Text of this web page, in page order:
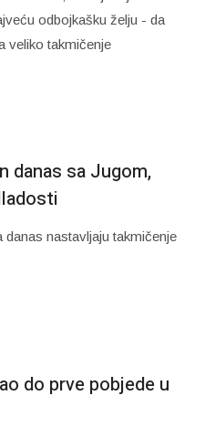
odbojkašku želju - da
veliko takmičenje
danas sa Jugom,
nastavljaju takmičenje
do prve pobjede u